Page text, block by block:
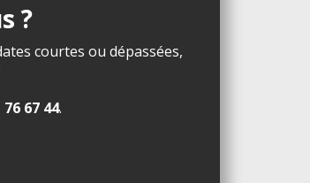
?
courtes ou dépassées,
76 67 44.